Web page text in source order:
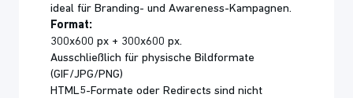
ideal für Branding- und Awareness-Kampagnen.
Format:
300x600 px + 300x600 px.
Ausschließlich für physische Bildformate
(GIF/JPG/PNG)
HTML5-Formate oder Redirects sind nicht